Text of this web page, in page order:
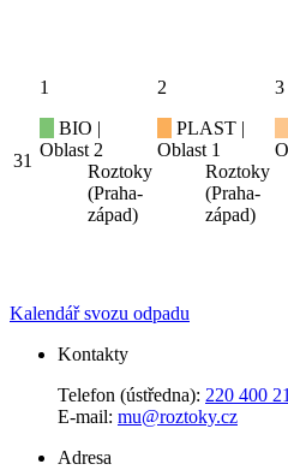
31
1
BIO |
Oblast 2
Roztoky
(Praha-
západ)
2
PLAST |
Oblast 1
Roztoky
(Praha-
západ)
3
Kalendář svozu odpadu
Kontakty
Telefon (ústředna): 220 400
E-mail: mu@roztoky.cz
Adresa